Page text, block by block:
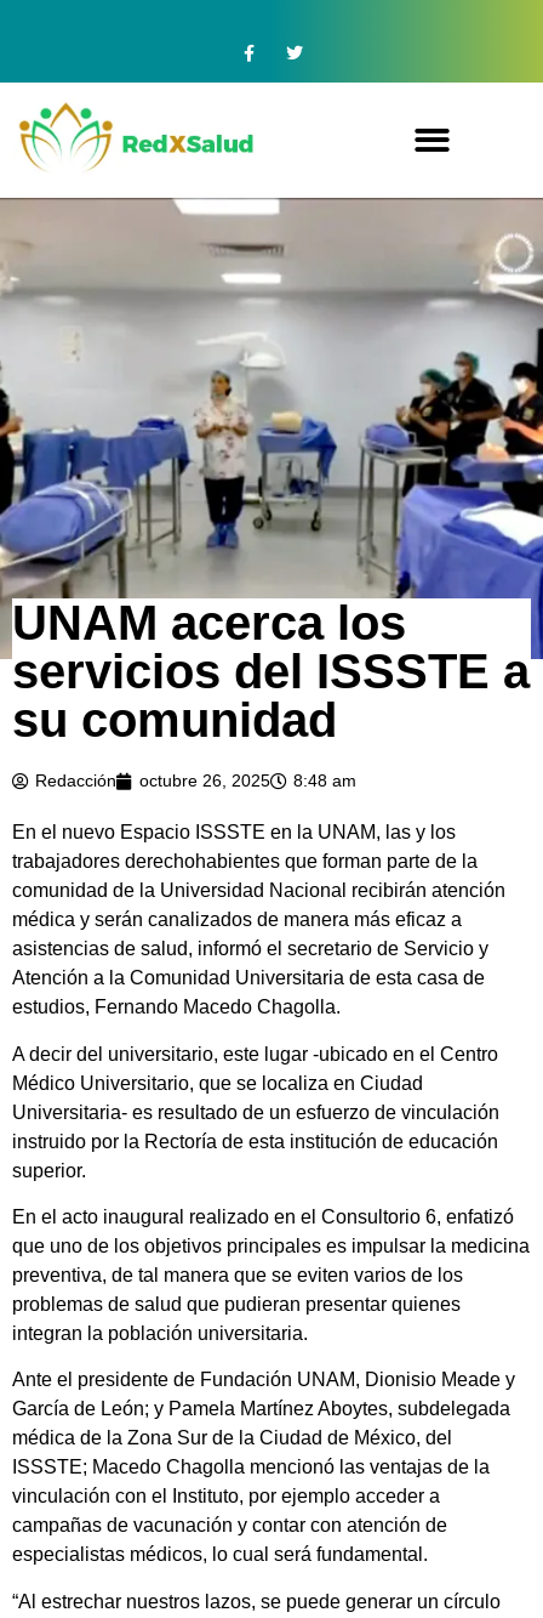
UNAM acerca los
servicios del ISSSTE a
su comunidad
Redacción octubre 26, 2025 8:48 am
En el nuevo Espacio ISSSTE en la UNAM, las y los
trabajadores derechohabientes que forman parte de la
comunidad de la Universidad Nacional recibirán atención
médica y serán canalizados de manera más eficaz a
asistencias de salud, informó el secretario de Servicio y
Atención a la Comunidad Universitaria de esta casa de
estudios, Fernando Macedo Chagolla.
A decir del universitario, este lugar -ubicado en el Centro
Médico Universitario, que se localiza en Ciudad
Universitaria- es resultado de un esfuerzo de vinculación
instruido por la Rectoría de esta institución de educación
superior.
En el acto inaugural realizado en el Consultorio 6, enfatizó
que uno de los objetivos principales es impulsar la medicina
preventiva, de tal manera que se eviten varios de los
problemas de salud que pudieran presentar quienes
integran la población universitaria.
Ante el presidente de Fundación UNAM, Dionisio Meade y
García de León; y Pamela Martínez Aboytes, subdelegada
médica de la Zona Sur de la Ciudad de México, del
ISSSTE; Macedo Chagolla mencionó las ventajas de la
vinculación con el Instituto, por ejemplo acceder a
campañas de vacunación y contar con atención de
especialistas médicos, lo cual será fundamental.
“Al estrechar nuestros lazos, se puede generar un círculo